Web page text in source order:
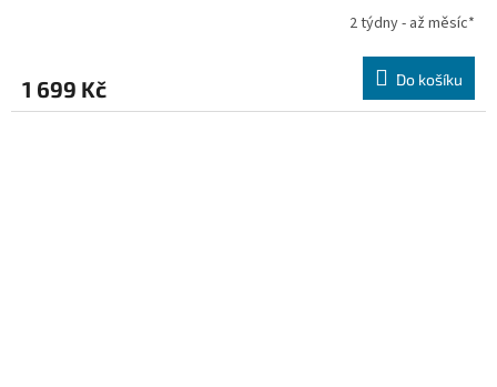
2 týdny - až měsíc*
1 699 Kč Do košíku